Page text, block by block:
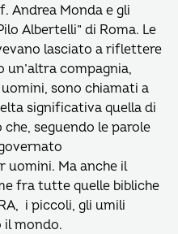
Andrea Monda e gli
Albertelli” di Roma. Le
lasciato a riflettere
un’altra compagnia,
sono chiamati a
significativa quella di
seguendo le parole
uomini. Ma anche il
fra tutte quelle bibliche
i piccoli, gli umili
il mondo.